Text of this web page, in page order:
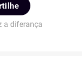
a diferança